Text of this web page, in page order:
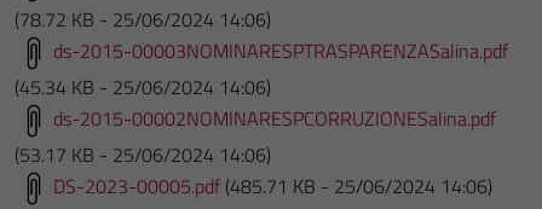
(78.72 KB - 25/06/2024 14:06)
ds-2015-00003NOMINARESPTRASPARENZASalina.pdf
(45.34 KB - 25/06/2024 14:06)
ds-2015-00002NOMINARESPCORRUZIONESalina.pdf
(53.17 KB - 25/06/2024 14:06)
DS-2023-00005.pdf (485.71 KB - 25/06/2024 14:06)